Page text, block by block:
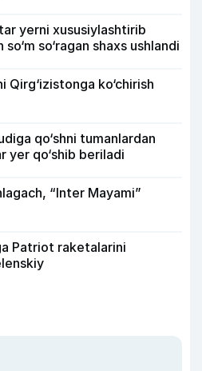
yerni xususiylashtirib
so‘ragan shaxs ushlandi
ko‘chirish
qo‘shni tumanlardan
yer qo‘shib beriladi
“Inter Mayami”
Patriot raketalarini